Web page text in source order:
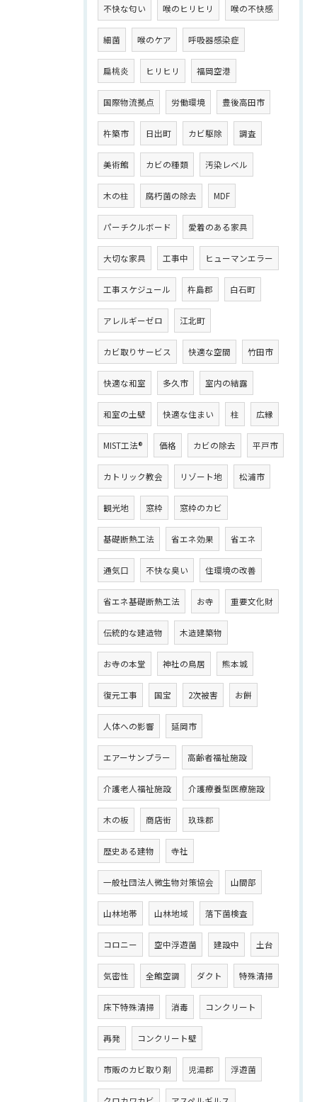
不快な匂い 喉のヒリヒリ 喉の不快感
細菌 喉のケア 呼吸器感染症
扁桃炎 ヒリヒリ 福岡空港
国際物流拠点 労働環境 豊後高田市
杵築市 日出町 カビ駆除 調査
美術館 カビの種類 汚染レベル
木の柱 腐朽菌の除去 MDF
パーチクルボード 愛着のある家具
大切な家具 工事中 ヒューマンエラー
工事スケジュール 杵島郡 白石町
アレルギーゼロ 江北町
カビ取りサービス 快適な空間 竹田市
快適な和室 多久市 室内の結露
和室の土壁 快適な住まい 柱 広縁
MIST工法® 価格 カビの除去 平戸市
カトリック教会 リゾート地 松浦市
観光地 窓枠 窓枠のカビ
基礎断熱工法 省エネ効果 省エネ
通気口 不快な臭い 住環境の改善
省エネ基礎断熱工法 お寺 重要文化財
伝統的な建造物 木造建築物
お寺の本堂 神社の鳥居 熊本城
復元工事 国宝 2次被害 お餅
人体への影響 延岡市
エアーサンプラー 高齢者福祉施設
介護老人福祉施設 介護療養型医療施設
木の板 商店街 玖珠郡
歴史ある建物 寺社
一般社団法人微生物対策協会 山間部
山林地帯 山林地域 落下菌検査
コロニー 空中浮遊菌 建設中 土台
気密性 全館空調 ダクト 特殊清掃
床下特殊清掃 消毒 コンクリート
再発 コンクリート壁
市販のカビ取り剤 児湯郡 浮遊菌